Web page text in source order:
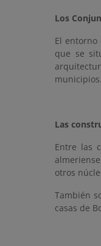
Los
El entorno
que se
Las
Entre las
otros
También
casas de